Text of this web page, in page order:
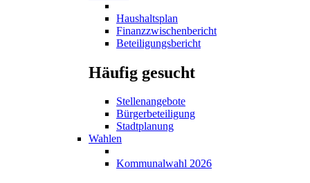
Haushaltsplan
Finanzzwischenbericht
Beteiligungsbericht
Häufig gesucht
Stellenangebote
Bürgerbeteiligung
Stadtplanung
Wahlen
Kommunalwahl 2026